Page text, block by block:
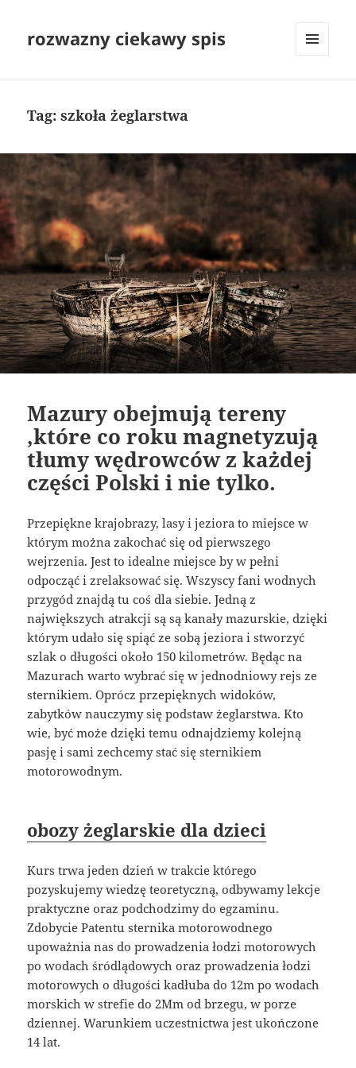
rozwazny ciekawy spis
Tag:szkoła żeglarstwa
Mazury obejmują tereny
,które co roku magnetyzują
tłumy wędrowców z każdej
części Polski i nie tylko.
Przepiękne krajobrazy, lasy i jeziora to miejsce w
którym można zakochać się od pierwszego
wejrzenia. Jest to idealne miejsce by w pełni
odpocząć i zrelaksować się. Wszyscy fani wodnych
przygód znajdą tu coś dla siebie. Jedną z
największych atrakcji są są kanały mazurskie, dzięki
którym udało się spiąć ze sobą jeziora i stworzyć
szlak o długości około 150 kilometrów. Będąc na
Mazurach warto wybrać się w jednodniowy rejs ze
sternikiem. Oprócz przepięknych widoków,
zabytków nauczymy się podstaw żeglarstwa. Kto
wie, być może dzięki temu odnajdziemy kolejną
pasję i sami zechcemy stać się sternikiem
motorowodnym.
obozy żeglarskie dla dzieci
Kurs trwa jeden dzień w trakcie którego
pozyskujemy wiedzę teoretyczną, odbywamy lekcje
praktyczne oraz podchodzimy do egzaminu.
Zdobycie Patentu sternika motorowodnego
upoważnia nas do prowadzenia łodzi motorowych
po wodach śródlądowych oraz prowadzenia łodzi
motorowych o długości kadłuba do 12m po wodach
morskich w strefie do 2Mm od brzegu, w porze
dziennej. Warunkiem uczestnictwa jest ukończone
14 lat.